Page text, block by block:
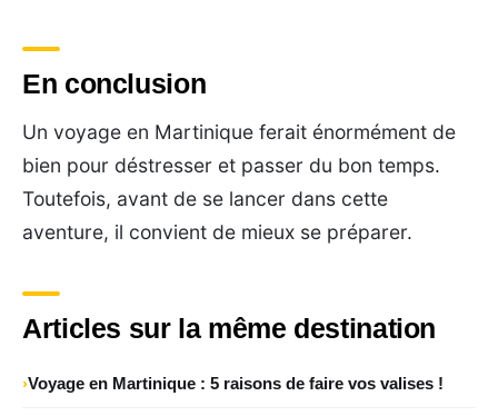
En conclusion
Un voyage en Martinique ferait énormément de
bien pour déstresser et passer du bon temps.
Toutefois, avant de se lancer dans cette
aventure, il convient de mieux se préparer.
Articles sur la même destination
Voyage en Martinique : 5 raisons de faire vos valises !